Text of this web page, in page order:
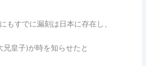
もすでに漏刻は日本に存在し、
兄皇子)が時を知らせたと